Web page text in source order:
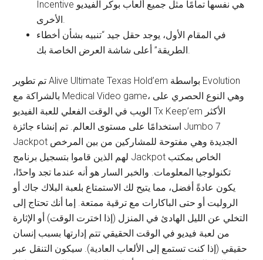
Incentive هي نفسها تمامًا مثل جميع ألعاب بوكر الفيديو
الأخرى.
في المقام الأول، يوجد حقل جيد “تنبيه بشأن أخطاء
الطريقة” أعلى شاشة العرض الخاصة بك.
تم تطوير Alive Ultimate Texas Hold’em بواسطة Evolution
بالشراكة مع Medical Video game، وهي النوع الحصري على
الويب في الوقت الفعلي للعبة الفيديو Tx Keep’em الأكثر
استخدامًا على مستوى العالم. تم إنشاء جائزة Jumbo 7
Jackpot الجديدة وهي مفتوحة للمشاركين من بين المرخص
لهم الذين قاموا بتسجيل برنامج Jackpot الخاص بمكتب
تكنولوجيا المعلومات. والخبر السار هو أنه عندما تجد واحدًا،
يكون عادةً أفضل، مما يتيح لك الاستمتاع بلعبة البلاك جاك أو
الروليت أو حتى الباكارات مع ترقية ممتعة. إما أنك تحتاج إلى
التخلي عن الليل الهادئ في المنزل (إذا اخترت الوقت) أو الإثارة
من لعبة فيديو في الوقت الحقيقي تتم إدارتها بسبب إنسان
حقيقي (إذا كنت تستمع إلى الألعاب العادية). سيكون التنقل عبر